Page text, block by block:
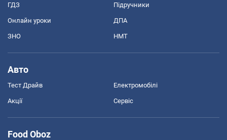
ГДЗ Підручники
Онлайн уроки ДПА
ЗНО НМТ
Авто
Тест Драйв Електромобілі
Акції Сервіс
Food Oboz